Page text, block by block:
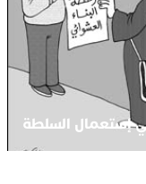
إستعمال السلطة